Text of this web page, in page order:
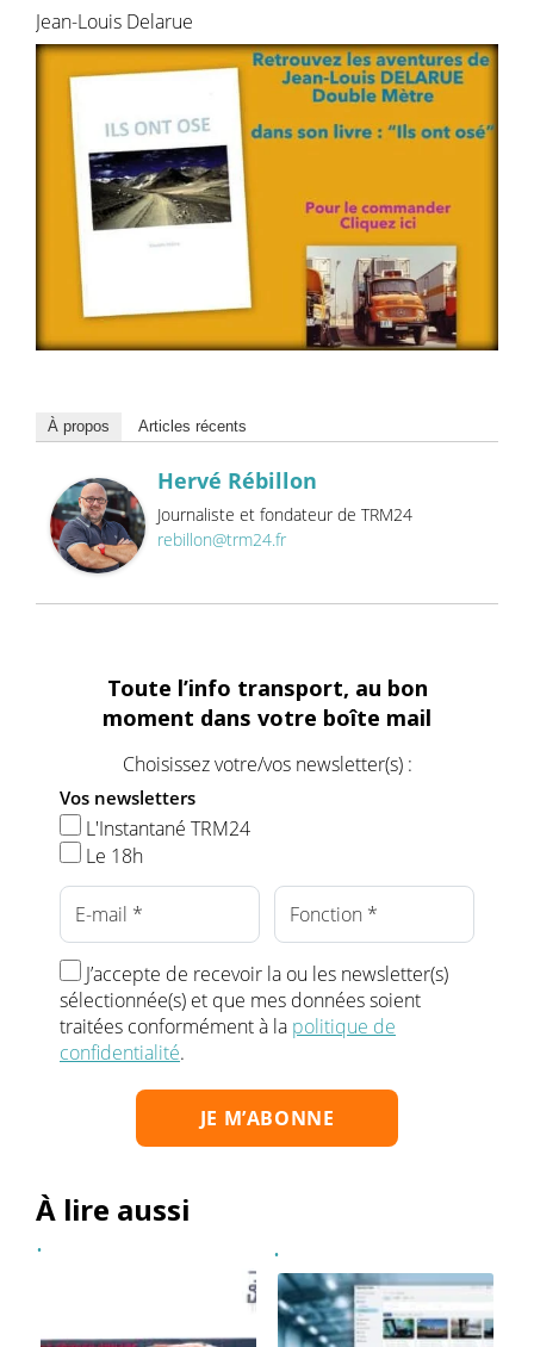
Jean-Louis Delarue
À propos Articles récents
Hervé Rébillon
Journaliste et fondateur de TRM24
rebillon@trm24.fr
Toute l’info transport, au bon
moment dans votre boîte mail
Choisissez votre/vos newsletter(s) :
Vos newsletters
L'Instantané TRM24
Le 18h
J’accepte de recevoir la ou les newsletter(s)
sélectionnée(s) et que mes données soient
traitées conformément à la politique de
confidentialité.
À lire aussi